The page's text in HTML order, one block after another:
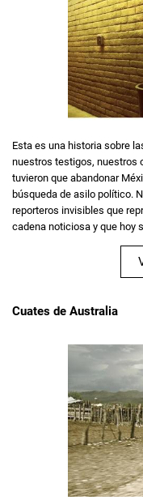
Esta es una historia sobre
nuestros testigos, nuestros
tuvieron que abandonar
búsqueda de asilo político.
reporteros invisibles que
cadena noticiosa y que hoy
Cuates de Australia